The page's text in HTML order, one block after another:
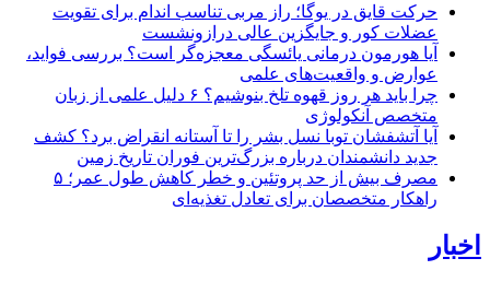
حرکت قایق در یوگا؛ راز مربی تناسب اندام برای تقویت
عضلات کور و جایگزین عالی درازونشست
آیا هورمون درمانی یائسگی معجزه‌گر است؟ بررسی فواید،
عوارض و واقعیت‌های علمی
چرا باید هر روز قهوه تلخ بنوشیم؟ ۶ دلیل علمی از زبان
متخصص آنکولوژی
آیا آتشفشان توبا نسل بشر را تا آستانه انقراض برد؟ کشف
جدید دانشمندان درباره بزرگ‌ترین فوران تاریخ زمین
مصرف بیش از حد پروتئین و خطر کاهش طول عمر؛ ۵
راهکار متخصصان برای تعادل تغذیه‌ای
اخبار